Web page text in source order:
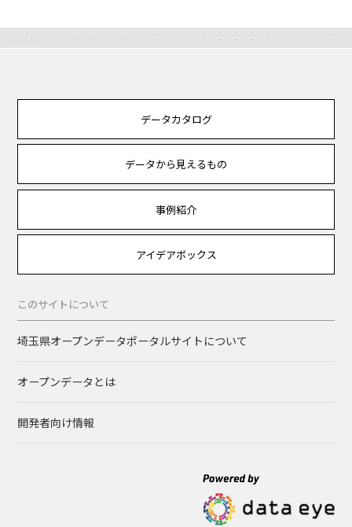
データカタログ
データから見えるもの
事例紹介
アイデアボックス
このサイトについて
埼玉県オープンデータポータルサイトについて
オープンデータとは
開発者向け情報